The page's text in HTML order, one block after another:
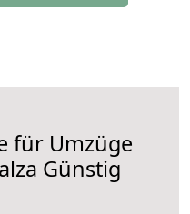
für Umzüge
Günstig